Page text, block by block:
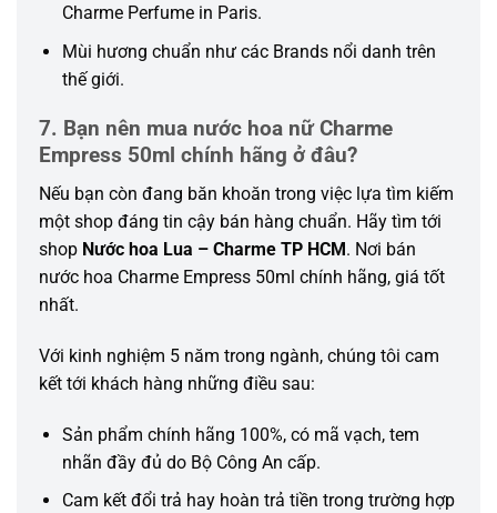
Charme Perfume in Paris.
Mùi hương chuẩn như các Brands nổi danh trên
thế giới.
7. Bạn nên mua nước hoa nữ Charme
Empress 50ml chính hãng ở đâu?
Nếu bạn còn đang băn khoăn trong việc lựa tìm kiếm
một shop đáng tin cậy bán hàng chuẩn. Hãy tìm tới
shop Nước hoa Lua – Charme TP HCM. Nơi bán
nước hoa Charme Empress 50ml chính hãng, giá tốt
nhất.
Với kinh nghiệm 5 năm trong ngành, chúng tôi cam
kết tới khách hàng những điều sau:
Sản phẩm chính hãng 100%, có mã vạch, tem
nhãn đầy đủ do Bộ Công An cấp.
Cam kết đổi trả hay hoàn trả tiền trong trường hợp